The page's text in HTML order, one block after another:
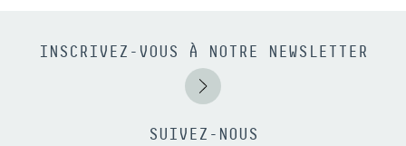
INSCRIVEZ-VOUS À NOTRE NEWSLETTER
SUIVEZ-NOUS